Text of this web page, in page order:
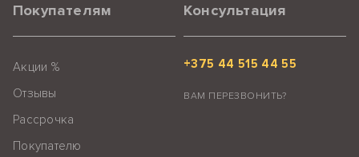
Покупателям
Акции %
Отзывы
Рассрочка
Покупателю
Консультация
+375 44 515 44 55
ВАМ ПЕРЕЗВОНИТЬ?